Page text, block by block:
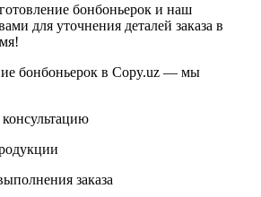
бонбоньерок и наш
для уточнения деталей заказа в
бонбоньерок в Copy.uz — мы
заказа